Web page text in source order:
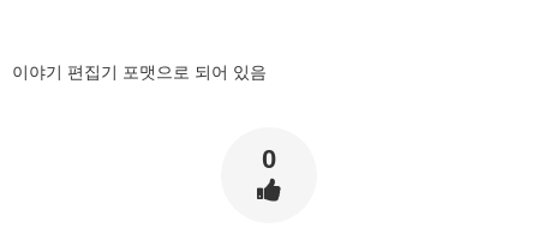
이야기 편집기 포맷으로 되어 있음
0